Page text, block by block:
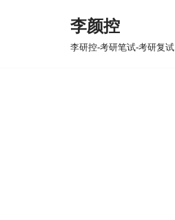
李颜控
李研控-考研笔试-考研复试